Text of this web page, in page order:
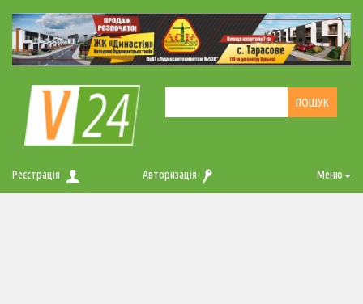
Реєстрація Авторизація Меню